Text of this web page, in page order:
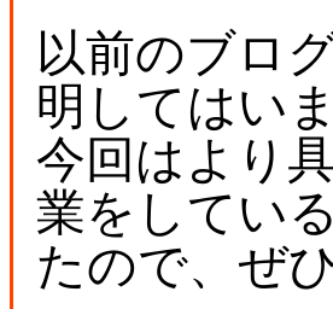
以前のブロ
明してはい
今回はより
業をしてい
たので、ぜ